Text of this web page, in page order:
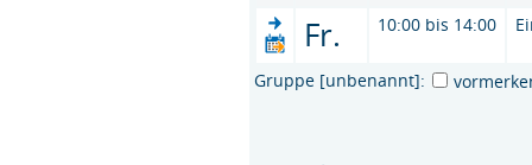
Fr. 10:00 bis 14:00
Gruppe [unbenannt]: